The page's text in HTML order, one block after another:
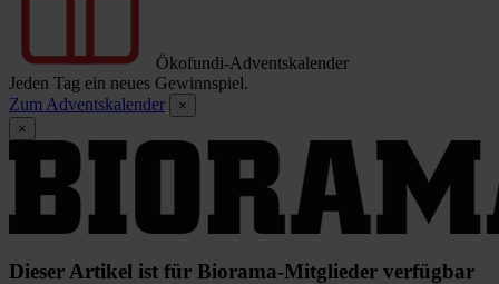
Ökofundi-Adventskalender
Jeden Tag ein neues Gewinnspiel.
Zum Adventskalender
×
×
Dieser Artikel ist für Biorama-Mitglieder verfügbar